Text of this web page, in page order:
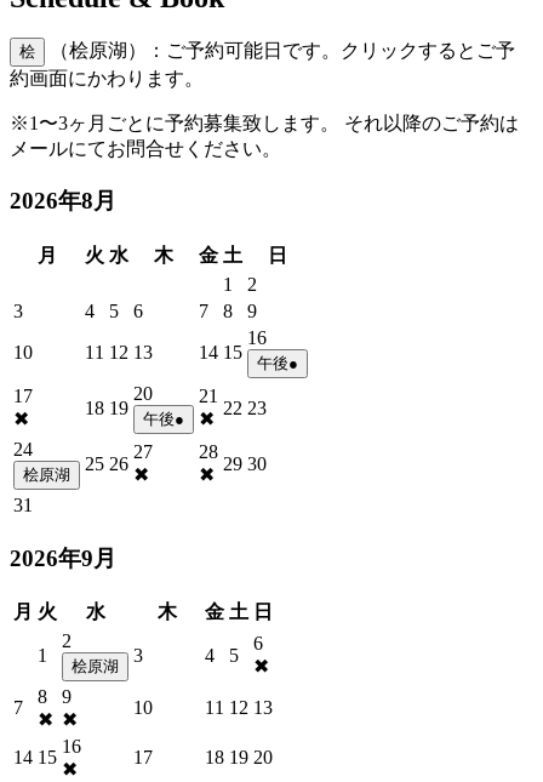
桧
（桧原湖）：ご予約可能日です。クリックするとご予
約画面にかわります。
※1〜3ヶ月ごとに予約募集致します。 それ以降のご予約は
メールにてお問合せください。
2026年8月
月 火 水 木 金 土
日
1
2
3
4 5 6 7 8
9
10
11 12 13 14 15
16
午後●
17
✖
18 19
20
午後●
21
✖
22 23
24
桧原湖
25 26
27
✖
28
✖
29 30
31
2026年9月
月 火 水 木 金 土 日
1
2
桧原湖
3 4 5
6
✖
7
8
✖
9
✖
10 11 12 13
14 15
16
✖
17 18 19 20